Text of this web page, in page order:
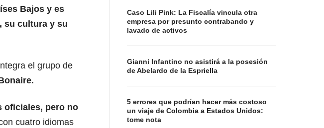
Bajos y es
su cultura y su
el grupo de
oficiales, pero no
cuatro idiomas
Caso Lili Pink: La Fiscalía vincula otra
empresa por presunto contrabando y
lavado de activos
Gianni Infantino no asistirá a la posesión
de Abelardo de la Espriella
5 errores que podrían hacer más costoso
un viaje de Colombia a Estados Unidos:
tome nota